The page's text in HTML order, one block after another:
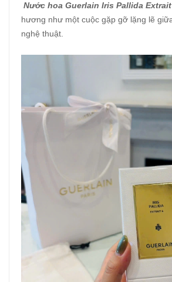
Nước hoa Guerlain Iris Pallida
hương như một cuộc gặp gỡ lặng lẽ
nghệ thuật.